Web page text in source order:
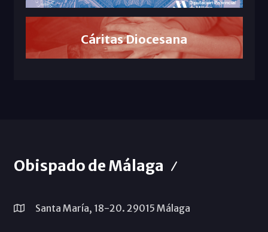
Cáritas Diocesana
Obispado de Málaga
Santa María, 18-20. 29015 Málaga